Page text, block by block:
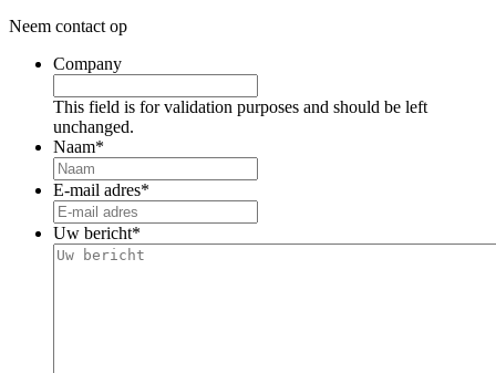
Neem contact op
Company
This field is for validation purposes and should be left
unchanged.
Naam*
E-mail adres*
Uw bericht*